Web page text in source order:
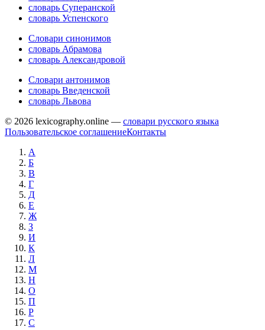
словарь Суперанской
словарь Успенского
Словари синонимов
словарь Абрамова
словарь Александровой
Словари антонимов
словарь Введенской
словарь Львова
© 2026 lexicography.online — словари русского языка
Пользовательское соглашениеКонтакты
А
Б
В
Г
Д
Е
Ж
З
И
К
Л
М
Н
О
П
Р
С